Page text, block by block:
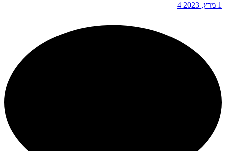
1 מרץ, 2023 4